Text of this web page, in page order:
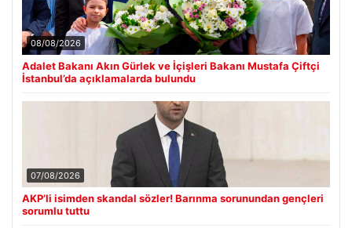
08/08/2026
Adalet Bakanı Akın Gürlek ve İçişleri Bakanı Mustafa Çiftçi
İstanbul’da açıklamalarda bulundu
07/08/2026
AKP’li isimden skandal sözler! Barınma sorunundan gençleri
sorumlu tuttu